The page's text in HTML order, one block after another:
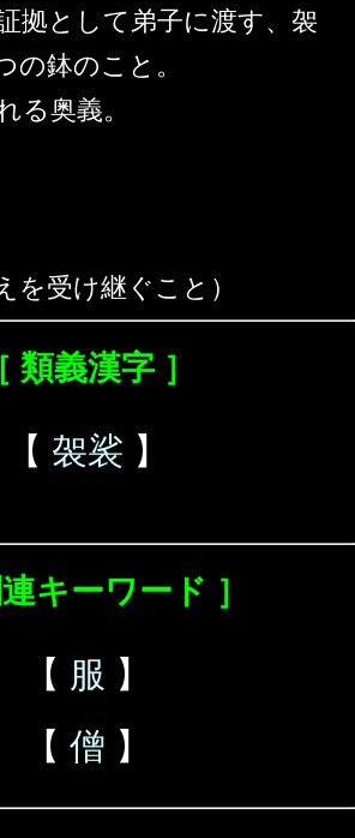
拠として弟子に渡す、袈
の鉢のこと。
る奥義。
を受け継ぐこと）
類義漢字 ］
【 袈裟 】
連キーワード ］
【 服 】
【 僧 】